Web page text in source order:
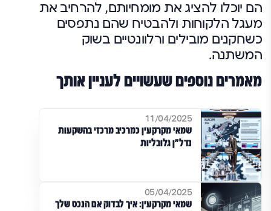
הם יוכלו להציג את מומחיותם, להרחיב את
מעגל הלקוחות ולהבטיח שהם נתפסים
כשחקנים מובילים ורלוונטיים בשוק
המשתנה.
מאמרים נוספים שעשויים לעניין אותך
11/04/2025
שמאי מקרקעין כמרכיב מרכזי בהשקעות
נדל"ן גלובליות
05/04/2025
שמאי מקרקעין: איך לבדוק אם הנכס שלך